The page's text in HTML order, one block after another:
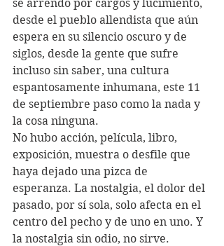
se arrendó por cargos y lucimiento,
desde el pueblo allendista que aún
espera en su silencio oscuro y de
siglos, desde la gente que sufre
incluso sin saber, una cultura
espantosamente inhumana, este 11
de septiembre paso como la nada y
la cosa ninguna.
No hubo acción, película, libro,
exposición, muestra o desfile que
haya dejado una pizca de
esperanza. La nostalgia, el dolor del
pasado, por sí sola, solo afecta en el
centro del pecho y de uno en uno. Y
la nostalgia sin odio, no sirve.